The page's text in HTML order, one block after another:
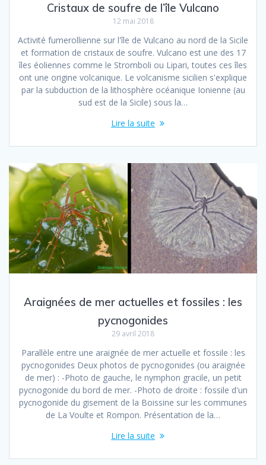
Cristaux de soufre de l’île Vulcano
12 mai 2018
Activité fumerollienne sur l'île de Vulcano au nord de la Sicile
et formation de cristaux de soufre. Vulcano est une des 17
îles éoliennes comme le Stromboli ou Lipari, toutes ces îles
ont une origine volcanique. Le volcanisme sicilien s'explique
par la subduction de la lithosphère océanique Ionienne (au
sud est de la Sicile) sous la…
Lire la suite
Araignées de mer actuelles et fossiles : les
pycnogonides
29 avril 2018
Parallèle entre une araignée de mer actuelle et fossile : les
pycnogonides Deux photos de pycnogonides (ou araignée
de mer) : -Photo de gauche, le nymphon gracile, un petit
pycnogonide du bord de mer. -Photo de droite : fossile d'un
pycnogonide du gisement de la Boissine sur les communes
de La Voulte et Rompon. Présentation de la…
Lire la suite